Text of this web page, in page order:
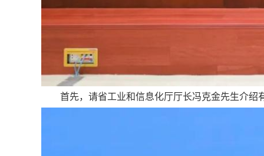
首先，请省工业和信息化厅厅长冯克金先生介绍